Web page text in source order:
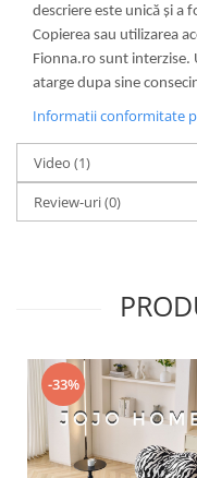
descriere este unică și a
Copierea sau utilizarea
Fionna.ro sunt interzise.
atarge dupa sine
Informatii conformitate
Video (1)
Review-uri(0)
-33%